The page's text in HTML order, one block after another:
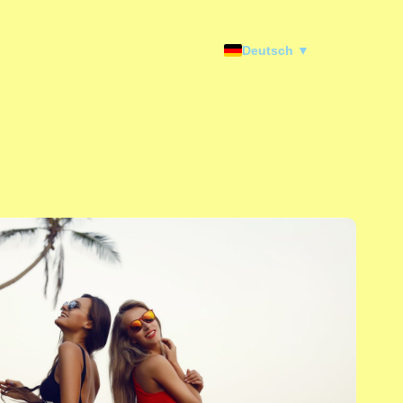
Deutsch ▼